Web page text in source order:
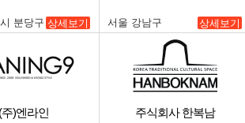
분당구 상세보기 서울 강남구 상세보기
(주)엔라인
주식회사 한복남